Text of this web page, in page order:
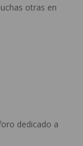
otras en
dedicado a